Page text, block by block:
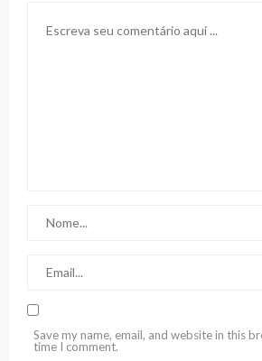
Save my name, email, and website in this
time I comment.